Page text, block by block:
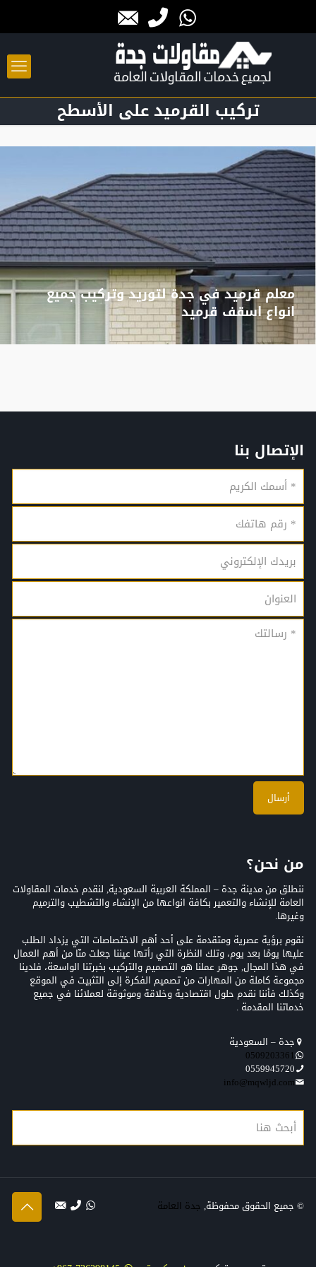
تركيب القرميد على الأسطح
معلم قرميد في جدة لتوريد وتركيب جميع
انواع اسقف قرميد
الإتصال بنا
من نحن؟
ننطلق من مدينة جدة – المملكة العربية السعودية, لنقدم خدمات المقاولات
العامة للإنشاء والتعمير بكافة انواعها من الإنشاء والتشطيب والترميم
وغيرها.
نقوم برؤية عصرية ومتقدمة على أحد أهم الاختصاصات التي يزداد الطلب
عليها يومًا بعد يوم، وتلك النظرة التي رأتها عيننا جعلت منّا من أهم العمال
في هذا المجال, جوهر عملنا هو التصميم والتركيب بخبرتنا الواسعة، فلدينا
مجموعة كاملة من المهارات من تصميم الفكرة إلى التثبيت في الموقع
وكذلك فأننا نقدم حلول اقتصادية وخلاقة وموثوقة لعملائنا في جميع
خدماتنا المقدمة .
جدة – السعودية
0509203361‬‏‬‏
0559945720
info@mqwljd.com
© جميع الحقوق محفوظة, جدة العامة